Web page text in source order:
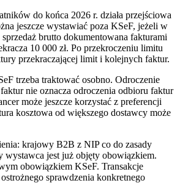
do końca 2026 r. działa przejściowa
jeszcze wystawiać poza KSeF, jeżeli w
sprzedaż brutto dokumentowana fakturami
10 000 zł. Po przekroczeniu limitu
przekraczającej limit i kolejnych faktur.
trzeba traktować osobno. Odroczenie
nie oznacza odroczenia odbioru faktur
może jeszcze korzystać z preferencji
kosztowa od większego dostawcy może
krajowy B2B z NIP co do zasady
wystawca jest już objęty obowiązkiem.
obowiązkiem KSeF. Transakcje
sprawdzenia konkretnego